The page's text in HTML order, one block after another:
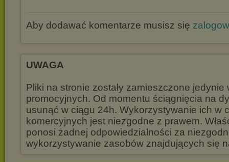
Aby dodawać komentarze musisz się
UWAGA
Pliki na stronie zostały zamieszczone jedynie
promocyjnych. Od momentu ściągnięcia na
usunąć w ciągu 24h. Wykorzystywanie ich w
komercyjnych jest niezgodne z prawem.
ponosi żadnej odpowiedzialności za
wykorzystywanie zasobów znajdujących się